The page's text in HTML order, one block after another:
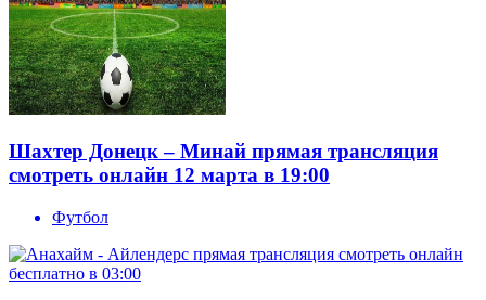
Шахтер Донецк – Минай прямая трансляция
смотреть онлайн 12 марта в 19:00
Футбол